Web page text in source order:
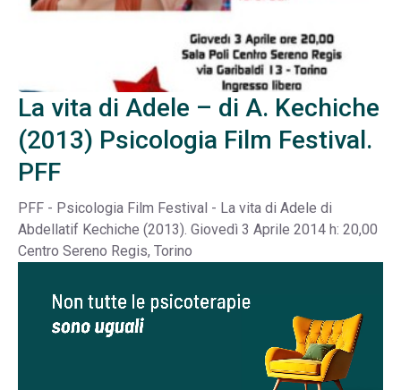
La vita di Adele – di A. Kechiche
(2013) Psicologia Film Festival.
PFF
PFF - Psicologia Film Festival - La vita di Adele di
Abdellatif Kechiche (2013). Giovedì 3 Aprile 2014 h: 20,00
Centro Sereno Regis, Torino